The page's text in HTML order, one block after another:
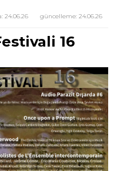
güncelleme: 24.06.26
24.06.26
16